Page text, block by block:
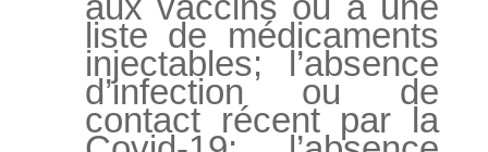
liste de médicaments
injectables; l’absence
d’infection ou de
contact récent par la